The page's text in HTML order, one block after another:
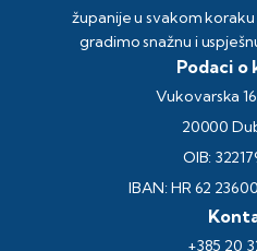
županije u svakom
gradimo snažnu i
Podaci o
Vukovarska
20000
OIB:
IBAN: HR 62
+385 20